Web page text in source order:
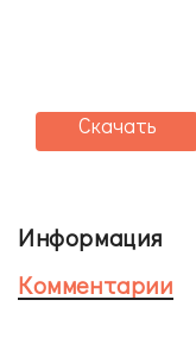
Скачать
Информация
Комментарии